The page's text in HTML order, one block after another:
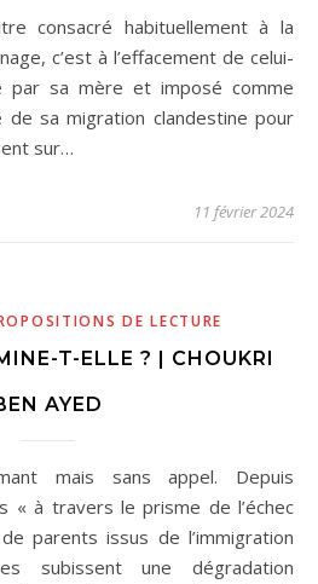
c’est à l’effacement de celui-
par sa mère et imposé comme
sa migration clandestine pour
sur…
11 février 2024
DE LECTURE
T-ELLE ? | CHOUKRI
AYED
« à travers le prisme de l’échec
parents issus de l’immigration
subissent une dégradation